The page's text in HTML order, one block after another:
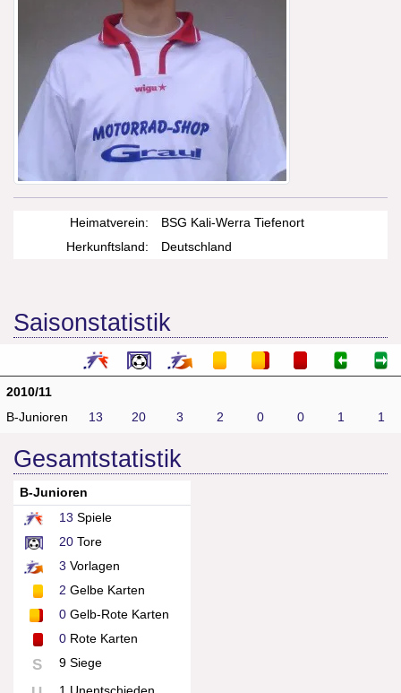
Heimatverein:
BSG Kali-Werra Tiefenort
Herkunftsland:
Deutschland
Saisonstatistik
2010/11
B-Junioren
13 20 3 2 0 0 1 1
Gesamtstatistik
B-Junioren
13 Spiele
20 Tore
3 Vorlagen
2 Gelbe Karten
0 Gelb-Rote Karten
0 Rote Karten
S 9 Siege